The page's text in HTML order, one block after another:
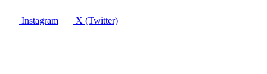
Instagram X (Twitter)